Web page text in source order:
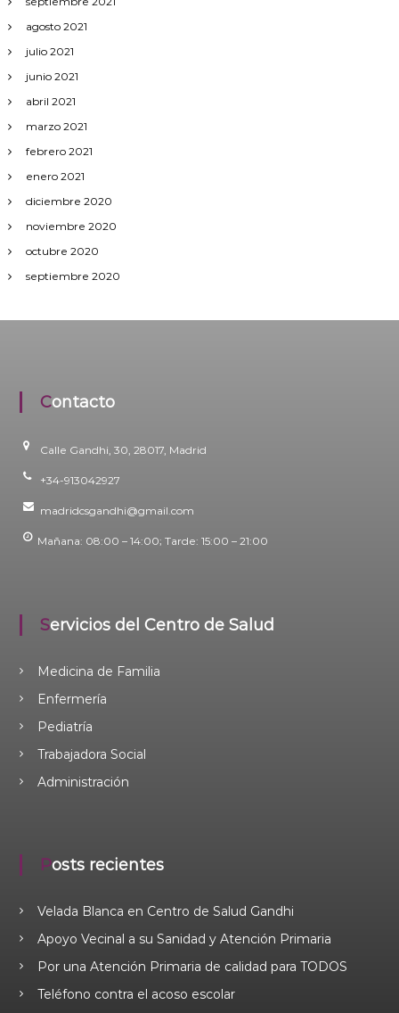
agosto 2021
julio 2021
junio 2021
abril 2021
marzo 2021
febrero 2021
enero 2021
diciembre 2020
noviembre 2020
octubre 2020
septiembre 2020
Contacto
Calle Gandhi, 30, 28017, Madrid
+34-913042927
madridcsgandhi@gmail.com
Mañana: 08:00 – 14:00; Tarde: 15:00 – 21:00
Servicios del Centro de Salud
Medicina de Familia
Enfermería
Pediatría
Trabajadora Social
Administración
Posts recientes
Velada Blanca en Centro de Salud Gandhi
Apoyo Vecinal a su Sanidad y Atención Primaria
Por una Atención Primaria de calidad para TODOS
Teléfono contra el acoso escolar